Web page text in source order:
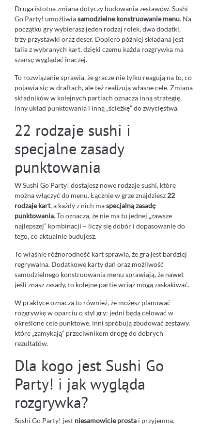
Druga istotna zmiana dotyczy budowania zestawów. Sushi
Go Party! umożliwiasamodzielne konstruowanie menu. Na
początku gry wybierasz jeden rodzaj rolek, dwa dodatki,
trzy przystawki oraz deser. Dopiero później składana jest
talia z wybranych kart, dzięki czemu każda rozgrywka ma
szansę wyglądać inaczej.
To rozwiązanie sprawia, że gracze nie tylko reagują na to, co
pojawia się w draftach, ale też realizują własne cele. Zmiana
składników w kolejnych partiach oznacza inną strategię,
inny układ punktowania i inną „ścieżkę” do zwycięstwa.
22 rodzaje sushi i
specjalne zasady
punktowania
W Sushi Go Party! dostajesz nowe rodzaje sushi, które
można włączyć do menu. Łącznie w grze znajdziesz 22
rodzaje kart, a każdy z nich maspecjalną zasadę
punktowania. To oznacza, że nie ma tu jednej „zawsze
najlepszej” kombinacji – liczy się dobór i dopasowanie do
tego, co aktualnie budujesz.
To właśnie różnorodność kart sprawia, że gra jest bardziej
regrywalna. Dodatkowe karty dań oraz możliwość
samodzielnego konstruowania menu sprawiają, że nawet
jeśli znasz zasady, to kolejne partie wciąż mogą zaskakiwać.
W praktyce oznacza to również, że możesz planować
rozgrywkę w oparciu o styl gry: jedni będą celować w
określone cele punktowe, inni spróbują zbudować zestawy,
które „zamykają” przeciwnikom drogę do dobrych
rezultatów.
Dla kogo jest Sushi Go
Party! i jak wygląda
rozgrywka?
Sushi Go Party! jest niesamowicie prosta i przyjemna.